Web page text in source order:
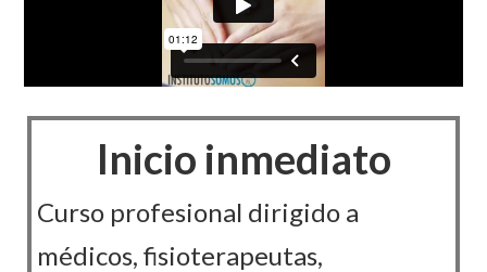
Inicio inmediato
Curso profesional dirigido a
médicos, fisioterapeutas,